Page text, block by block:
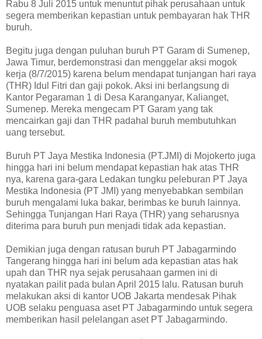
Rabu 8 Juli 2015 untuk menuntut pihak perusahaan untuk
segera memberikan kepastian untuk pembayaran hak THR
buruh.
Begitu juga dengan puluhan buruh PT Garam di Sumenep,
Jawa Timur, berdemonstrasi dan menggelar aksi mogok
kerja (8/7/2015) karena belum mendapat tunjangan hari raya
(THR) Idul Fitri dan gaji pokok. Aksi ini berlangsung di
Kantor Pegaraman 1 di Desa Karanganyar, Kalianget,
Sumenep. Mereka mengecam PT Garam yang tak
mencairkan gaji dan THR padahal buruh membutuhkan
uang tersebut.
Buruh PT Jaya Mestika Indonesia (PT.JMI) di Mojokerto juga
hingga hari ini belum mendapat kepastian hak atas THR
nya, karena gara-gara Ledakan tungku peleburan PT Jaya
Mestika Indonesia (PT JMI) yang menyebabkan sembilan
buruh mengalami luka bakar, berimbas ke buruh lainnya.
Sehingga Tunjangan Hari Raya (THR) yang seharusnya
diterima para buruh pun menjadi tidak ada kepastian.
Demikian juga dengan ratusan buruh PT Jabagarmindo
Tangerang hingga hari ini belum ada kepastian atas hak
upah dan THR nya sejak perusahaan garmen ini di
nyatakan pailit pada bulan April 2015 lalu. Ratusan buruh
melakukan aksi di kantor UOB Jakarta mendesak Pihak
UOB selaku penguasa aset PT Jabagarmindo untuk segera
memberikan hasil pelelangan aset PT Jabagarmindo.